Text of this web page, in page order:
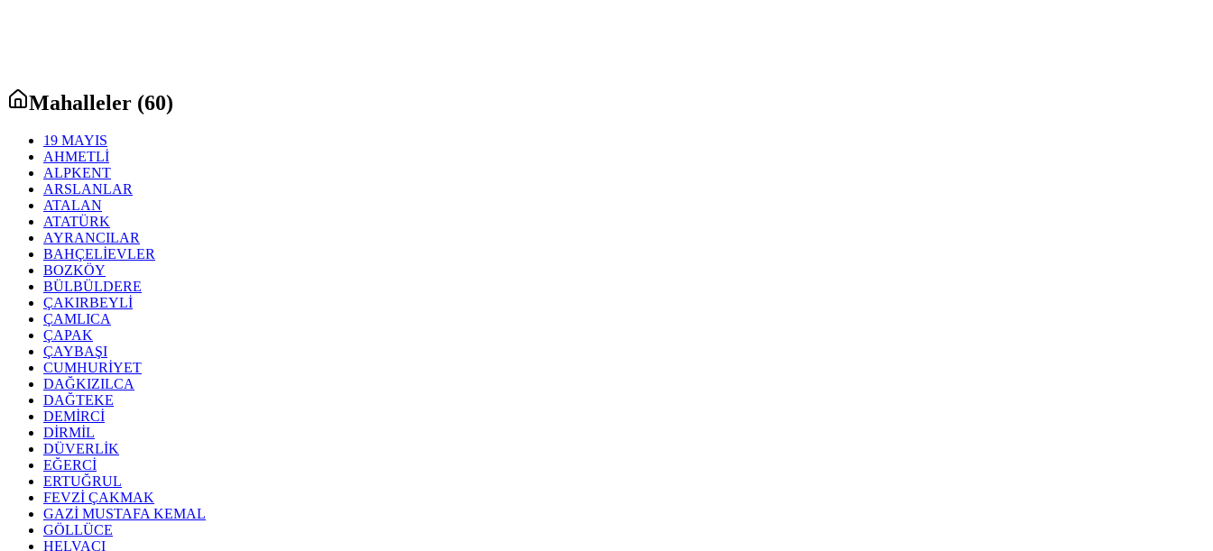
Mahalleler (60)
19 MAYIS
AHMETLİ
ALPKENT
ARSLANLAR
ATALAN
ATATÜRK
AYRANCILAR
BAHÇELİEVLER
BOZKÖY
BÜLBÜLDERE
ÇAKIRBEYLİ
ÇAMLICA
ÇAPAK
ÇAYBAŞI
CUMHURİYET
DAĞKIZILCA
DAĞTEKE
DEMİRCİ
DİRMİL
DÜVERLİK
EĞERCİ
ERTUĞRUL
FEVZİ ÇAKMAK
GAZİ MUSTAFA KEMAL
GÖLLÜCE
HELVACI